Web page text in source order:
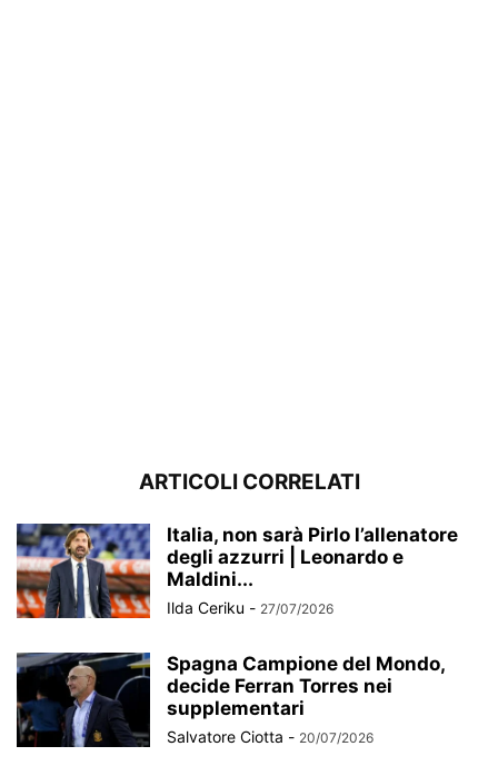
ARTICOLI CORRELATI
Italia, non sarà Pirlo l’allenatore
degli azzurri | Leonardo e
Maldini...
Ilda Ceriku - 27/07/2026
Spagna Campione del Mondo,
decide Ferran Torres nei
supplementari
Salvatore Ciotta - 20/07/2026